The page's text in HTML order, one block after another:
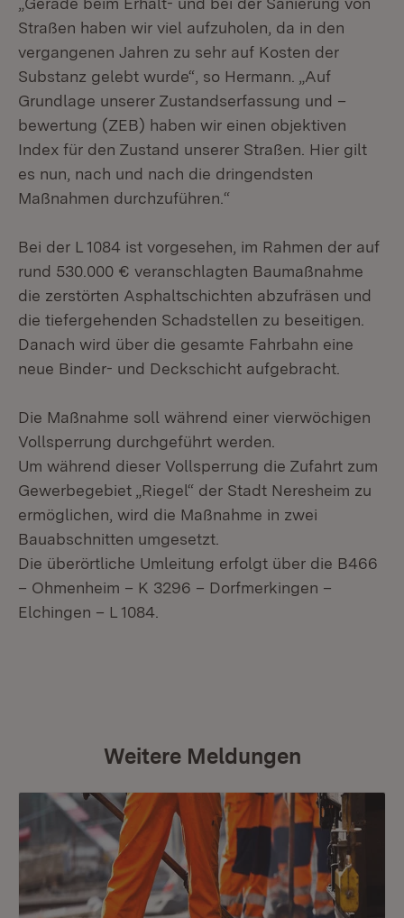
Straßen haben wir viel aufzuholen, da in den
vergangenen Jahren zu sehr auf Kosten der
Substanz gelebt wurde“, so Hermann. „Auf
Grundlage unserer Zustandserfassung und –
bewertung (ZEB) haben wir einen objektiven
Index für den Zustand unserer Straßen. Hier gilt
es nun, nach und nach die dringendsten
Maßnahmen durchzuführen.“
Bei der L 1084 ist vorgesehen, im Rahmen der auf
rund 530.000 € veranschlagten Baumaßnahme
die zerstörten Asphaltschichten abzufräsen und
die tiefergehenden Schadstellen zu beseitigen.
Danach wird über die gesamte Fahrbahn eine
neue Binder- und Deckschicht aufgebracht.
Die Maßnahme soll während einer vierwöchigen
Vollsperrung durchgeführt werden.
Um während dieser Vollsperrung die Zufahrt zum
Gewerbegebiet „Riegel“ der Stadt Neresheim zu
ermöglichen, wird die Maßnahme in zwei
Bauabschnitten umgesetzt.
Die überörtliche Umleitung erfolgt über die B466
– Ohmenheim – K 3296 – Dorfmerkingen –
Elchingen – L 1084.
Weitere Meldungen